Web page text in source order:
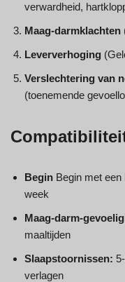
verwardheid,
Maag-darmklachten
Leververhoging
Verslechtering van
(toenemende
Begin Begin met een
week
Maag-darm-
maaltijden
Slaapstoornissen:
verlagen